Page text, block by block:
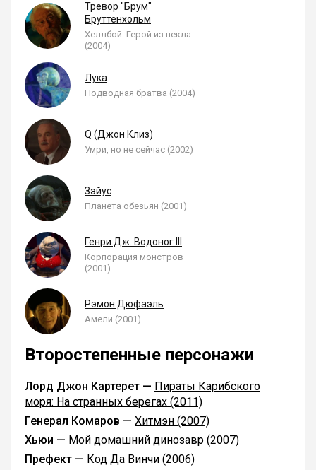
Тревор "Брум"
Бруттенхольм
Хеллбой: Герой из пекла
(2004)
Лука
Подводная братва (2004)
Q (Джон Клиз)
Умри, но не сейчас (2002)
Зэйус
Планета обезьян (2001)
Генри Дж. Водоног III
Корпорация монстров
(2001)
Рэмон Дюфаэль
Амели (2001)
Второстепенные персонажи
Лорд Джон Картерет — Пираты Карибского
моря: На странных берегах (2011)
Генерал Комаров — Хитмэн (2007)
Хьюи — Мой домашний динозавр (2007)
Префект — Код Да Винчи (2006)